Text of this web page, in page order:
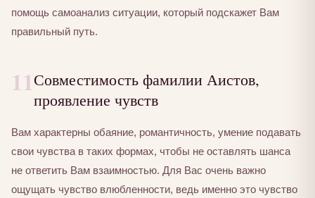
помощь самоанализ ситуации, который подскажет Вам
правильный путь.
11Совместимость фамилии Аистов,
проявление чувств
Вам характерны обаяние, романтичность, умение подавать
свои чувства в таких формах, чтобы не оставлять шанса
не ответить Вам взаимностью. Для Вас очень важно
ощущать чувство влюбленности, ведь именно это чувство